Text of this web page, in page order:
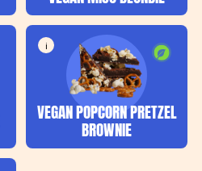
i
VEGAN POPCORN PRETZEL
BROWNIE